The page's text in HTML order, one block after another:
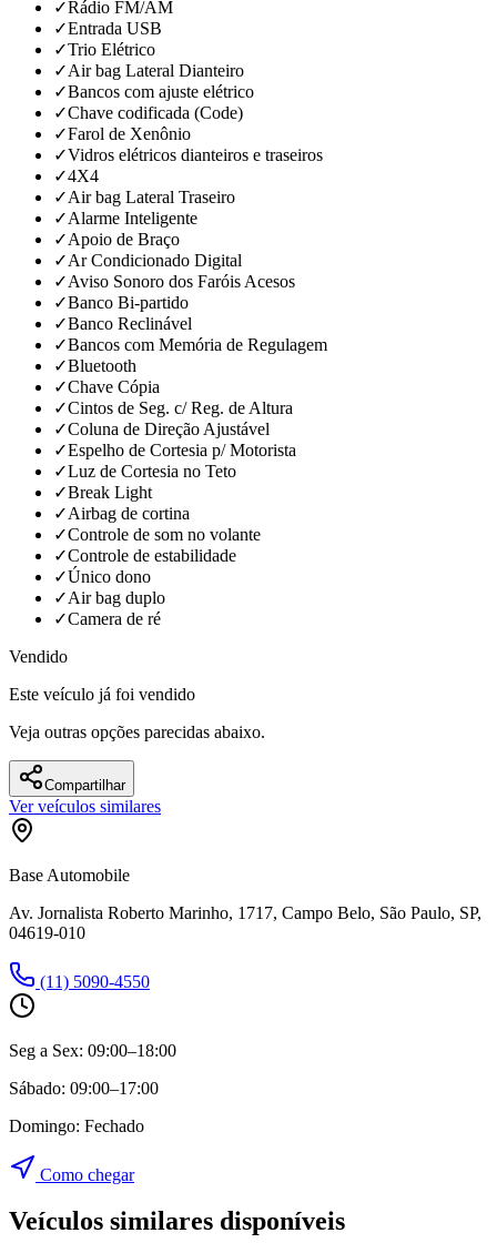
✓Rádio FM/AM
✓Entrada USB
✓Trio Elétrico
✓Air bag Lateral Dianteiro
✓Bancos com ajuste elétrico
✓Chave codificada (Code)
✓Farol de Xenônio
✓Vidros elétricos dianteiros e traseiros
✓4X4
✓Air bag Lateral Traseiro
✓Alarme Inteligente
✓Apoio de Braço
✓Ar Condicionado Digital
✓Aviso Sonoro dos Faróis Acesos
✓Banco Bi-partido
✓Banco Reclinável
✓Bancos com Memória de Regulagem
✓Bluetooth
✓Chave Cópia
✓Cintos de Seg. c/ Reg. de Altura
✓Coluna de Direção Ajustável
✓Espelho de Cortesia p/ Motorista
✓Luz de Cortesia no Teto
✓Break Light
✓Airbag de cortina
✓Controle de som no volante
✓Controle de estabilidade
✓Único dono
✓Air bag duplo
✓Camera de ré
Vendido
Este veículo já foi vendido
Veja outras opções parecidas abaixo.
Compartilhar
Ver veículos similares
Base Automobile
Av. Jornalista Roberto Marinho, 1717, Campo Belo, São Paulo, SP,
04619-010
(11) 5090-4550
Seg a Sex: 09:00–18:00
Sábado: 09:00–17:00
Domingo: Fechado
Como chegar
Veículos similares disponíveis